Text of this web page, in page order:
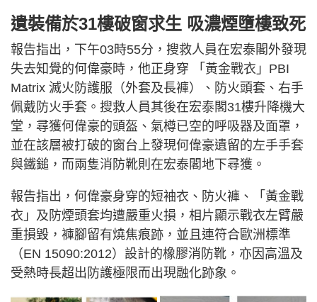
遺裝備於31樓破窗求生 吸濃煙墮樓致死
報告指出，下午03時55分，搜救人員在宏泰閣外發現
失去知覺的何偉豪時，他正身穿 「黃金戰衣」PBI
Matrix 滅火防護服（外套及長褲）、防火頭套、右手
佩戴防火手套。搜救人員其後在宏泰閣31樓升降機大
堂，尋獲何偉豪的頭盔、氣樽已空的呼吸器及面罩，
並在該層被打破的窗台上發現何偉豪遺留的左手手套
與鐵鎚，而兩隻消防靴則在宏泰閣地下尋獲。
報告指出，何偉豪身穿的短袖衣、防火褲、「黃金戰
衣」及防煙頭套均遭嚴重火損，相片顯示戰衣左臂嚴
重損毀，褲腳留有燒焦痕跡，並且連符合歐洲標準
（EN 15090:2012）設計的橡膠消防靴，亦因高溫及
受熱時長超出防護極限而出現融化跡象。